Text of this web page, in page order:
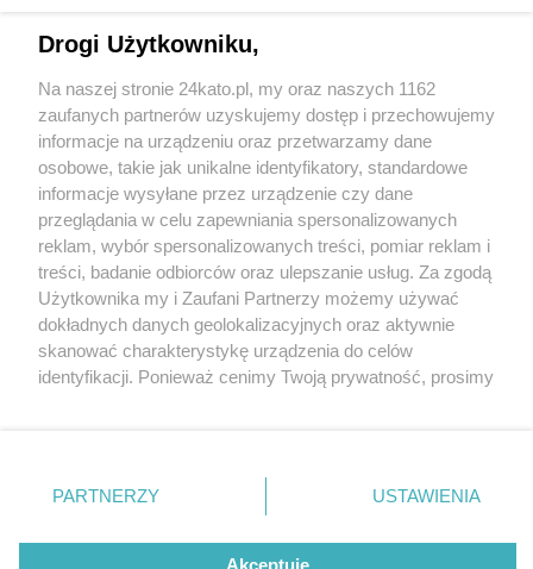
boisko Kolejarza będzie nie do poznania.
3 / 11
Kompleks sportowy przy
Asnyka Katowice, budowa
Budowa kompleksu sportowego przy ul. Asnyka w
Katowicach Piotrowicach, zdjęcia z 28 kwietnia 2022
Wydawca mediów lokalnych
Nie zapomnij
zapoznać się z:
polityką prywatności regulamin korzystania z portali
Twojemiasto
Piekary Śląskie
Chorzów
Tarnowskie Góry
Gliwice
Skontakuj sięz nami
Kontakt
Wydawca
Redakcja
Drogi Użytkowniku,
Na naszej stronie 24kato.pl, my oraz naszych 1162
zaufanych partnerów uzyskujemy dostęp i przechowujemy
informacje na urządzeniu oraz przetwarzamy dane
osobowe, takie jak unikalne identyfikatory, standardowe
informacje wysyłane przez urządzenie czy dane
przeglądania w celu zapewniania spersonalizowanych
reklam, wybór spersonalizowanych treści, pomiar reklam i
treści, badanie odbiorców oraz ulepszanie usług. Za zgodą
Użytkownika my i Zaufani Partnerzy możemy używać
dokładnych danych geolokalizacyjnych oraz aktywnie
skanować charakterystykę urządzenia do celów
identyfikacji. Ponieważ cenimy Twoją prywatność, prosimy
prywatności znajdujący się w lewym dolnym rogu strony
. Niektóre rodzaje przetwarzania danych nie wymagają
zgody użytkownika, ale masz prawo sprzeciwić się
takiemu przetwarzaniu. Preferencje będą miały
PARTNERZY USTAWIENIA
Akceptuję